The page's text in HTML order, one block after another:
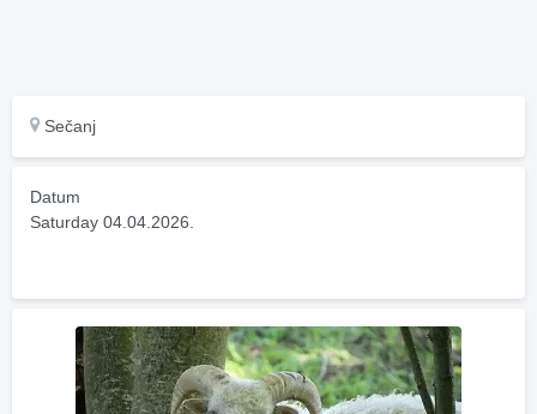
Sečanj
Datum
Saturday 04.04.2026.